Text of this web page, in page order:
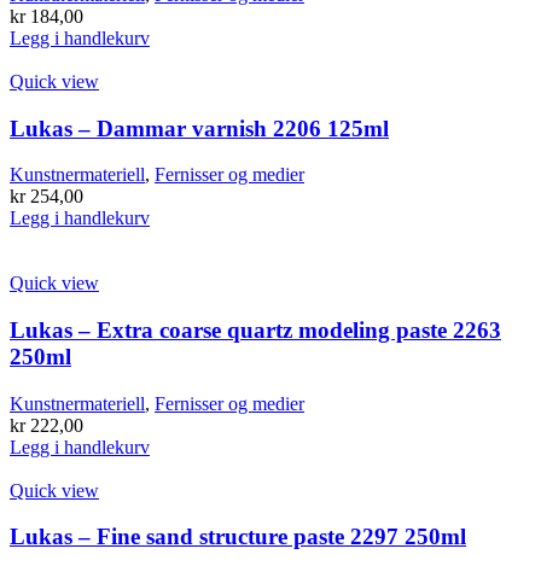
kr184,00
Legg i handlekurv
Quick view
Lukas – Dammar varnish 2206 125ml
Kunstnermateriell, Fernisser og medier
kr254,00
Legg i handlekurv
Quick view
Lukas – Extra coarse quartz modeling paste 2263
250ml
Kunstnermateriell, Fernisser og medier
kr222,00
Legg i handlekurv
Quick view
Lukas – Fine sand structure paste 2297 250ml